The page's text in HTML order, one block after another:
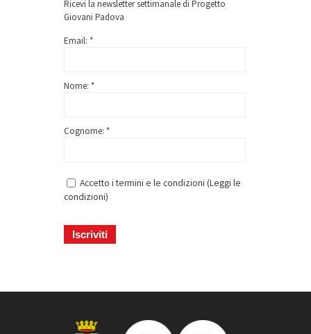
Ricevi la newsletter settimanale di Progetto
Giovani Padova
Email: *
Nome: *
Cognome: *
Accetto i termini e le condizioni (Leggi le
condizioni)